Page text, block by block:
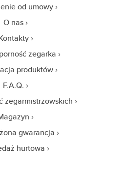
od umowy
O nas
zegarka
produktów
F.A.Q.
zegarmistrzowskich
gwarancja
hurtowa